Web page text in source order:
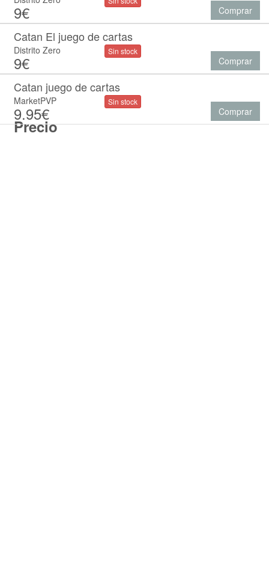
Precio
9€ Comprar
Catan El juego de cartas
Distrito Zero
9€
Sin stock
Comprar
Catan juego de cartas
MarketPVP
9.95€
Sin stock
Comprar